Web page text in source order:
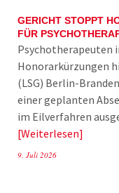
GERICHT STOPPT
FÜR
Psychotherapeuten
Honorarkürzungen
(LSG) Berlin-
einer geplanten
im Eilverfahren
Weiterlesen
9. Juli 2026